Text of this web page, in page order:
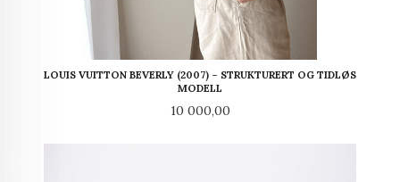
LOUIS VUITTON BEVERLY (2007) – STRUKTURERT OG TIDLØS
MODELL
Pris
10 000,00